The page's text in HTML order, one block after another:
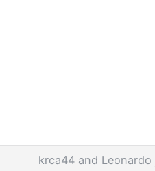
krca44 and Leonardo